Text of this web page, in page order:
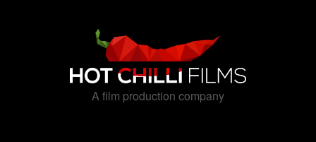
A film production company